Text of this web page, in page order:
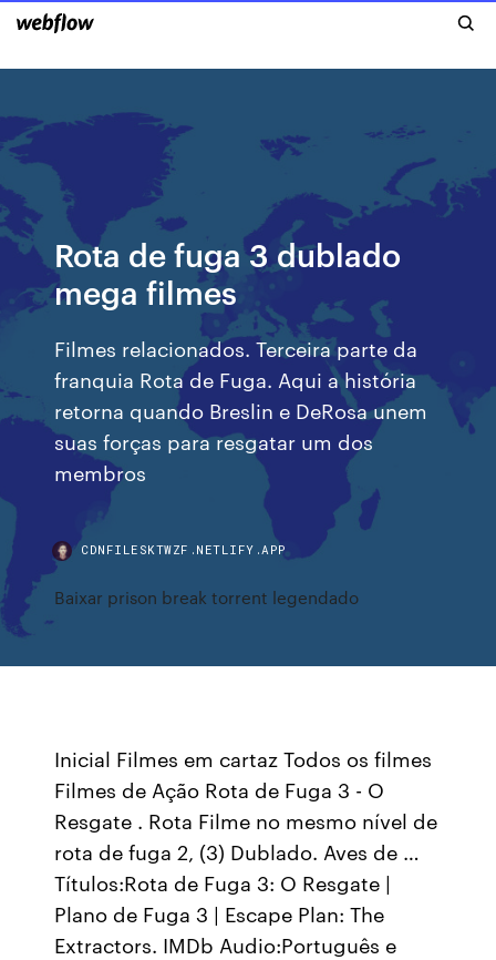
Rota de fuga 3 dublado
mega filmes
Filmes relacionados. Terceira parte da
franquia Rota de Fuga. Aqui a história
retorna quando Breslin e DeRosa unem
suas forças para resgatar um dos
membros
CDNFILESKTWZF.NETLIFY.APP
Baixar prison break torrent legendado
Inicial Filmes em cartaz Todos os filmes
Filmes de Ação Rota de Fuga 3 - O
Resgate . Rota Filme no mesmo nível de
rota de fuga 2, (3) Dublado. Aves de …
Títulos:Rota de Fuga 3: O Resgate |
Plano de Fuga 3 | Escape Plan: The
Extractors. IMDb Audio:Português e